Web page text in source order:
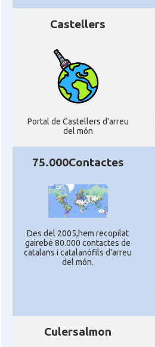
Castellers
Portal de Castellers d'arreu
del món
75.000Contactes
Des del 2005,hem recopilat
gairebé 80.000 contactes de
catalans i catalanòfils d'arreu
del món.
Culersalmon